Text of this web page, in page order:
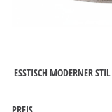
ESSTISCH MODERNER